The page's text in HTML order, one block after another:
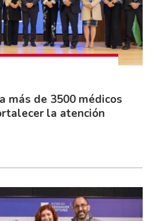
más de 3500 médicos
la atención